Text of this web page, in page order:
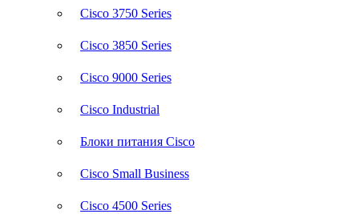
Cisco 3750 Series
Cisco 3850 Series
Cisco 9000 Series
Cisco Industrial
Блоки питания Cisco
Cisco Small Business
Cisco 4500 Series